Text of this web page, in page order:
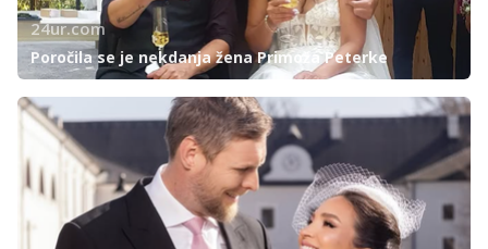
24ur.com
Poročila se je nekdanja žena Primoža Peterke